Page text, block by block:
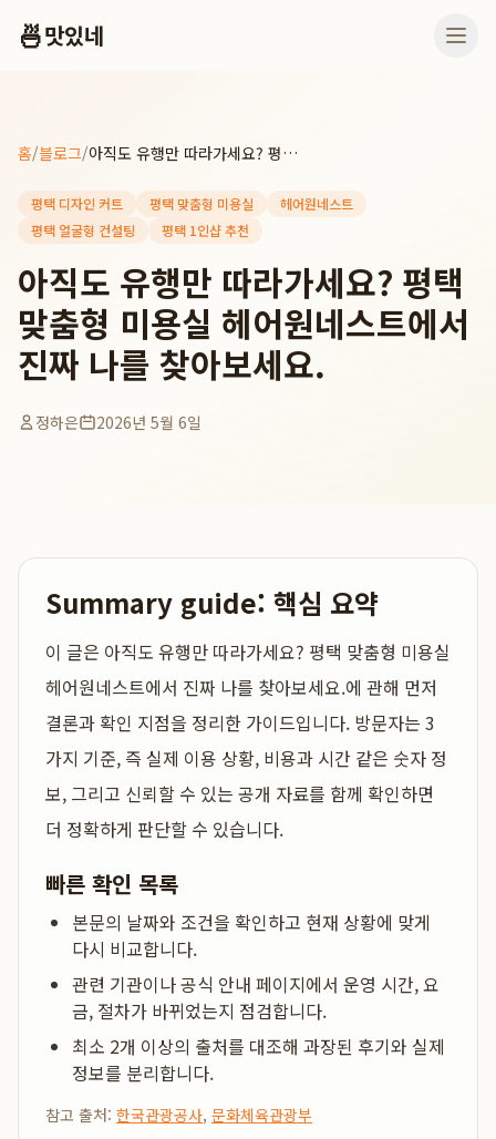
🍜맛있네
홈/블로그/ 아직도 유행만 따라가세요? 평택 맞춤형 미용실 헤어원네스트에서 진짜 나를 찾아보세요.
평택 디자인 커트 평택 맞춤형 미용실
헤어원네스트
평택 얼굴형 컨설팅
평택 1인샵 추천
아직도 유행만 따라가세요? 평택
맞춤형 미용실 헤어원네스트에서
진짜 나를 찾아보세요.
정하은 2026년 5월 6일
Summary guide: 핵심 요약
이 글은 아직도 유행만 따라가세요? 평택 맞춤형 미용실
헤어원네스트에서 진짜 나를 찾아보세요.에 관해 먼저
결론과 확인 지점을 정리한 가이드입니다. 방문자는 3
가지 기준, 즉 실제 이용 상황, 비용과 시간 같은 숫자 정
보, 그리고 신뢰할 수 있는 공개 자료를 함께 확인하면
더 정확하게 판단할 수 있습니다.
빠른 확인 목록
본문의 날짜와 조건을 확인하고 현재 상황에 맞게
다시 비교합니다.
관련 기관이나 공식 안내 페이지에서 운영 시간, 요
금, 절차가 바뀌었는지 점검합니다.
최소 2개 이상의 출처를 대조해 과장된 후기와 실제
정보를 분리합니다.
참고 출처: 한국관광공사, 문화체육관광부